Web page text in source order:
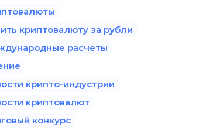
криптовалюту за рубли
расчеты
крипто-индустрии
криптовалют
конкурс